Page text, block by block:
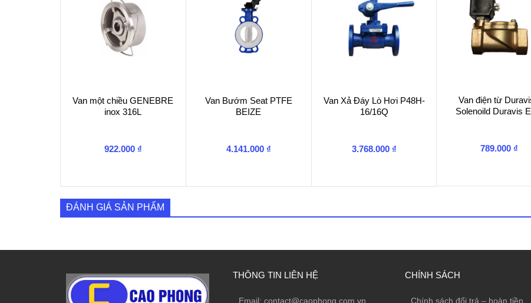
Van một chiều GENEBRE
inox 316L
922.000 ₫
Van Bướm Seat PTFE
BEIZE
4.141.000 ₫
Van Xả Đáy Lò Hơi P48H-
16/16Q
3.768.000 ₫
Van điện từ
Solenoild Duravis
789.000 ₫
ĐÁNH GIÁ SẢN PHẨM
THÔNG TIN LIÊN HỆ
Email: contact@caophong.com.vn
CHÍNH SÁCH
Chính sách đổi trả – hoàn tiền